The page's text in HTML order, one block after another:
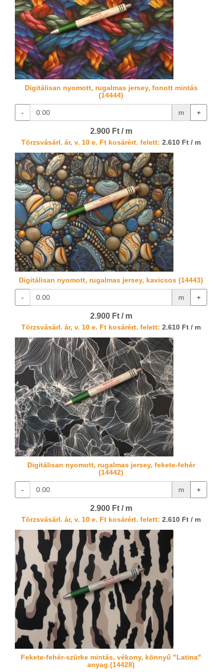
Digitálisan nyomott, rugalmas jersey, fonott mintás
(14444)
- m +
2.900 Ft / m
Törzsvásárl. ár, v. 10 e. Ft kosárért. felett: 2.610 Ft / m
Digitálisan nyomott, rugalmas jersey, kavicsos (14443)
- m +
2.900 Ft / m
Törzsvásárl. ár, v. 10 e. Ft kosárért. felett: 2.610 Ft / m
Digitálisan nyomott, rugalmas jersey, fekete-fehér
(14442)
- m +
2.900 Ft / m
Törzsvásárl. ár, v. 10 e. Ft kosárért. felett: 2.610 Ft / m
Fekete-fehér-szürke mintás, vékony, könnyű "Latina"
anyag (14428)